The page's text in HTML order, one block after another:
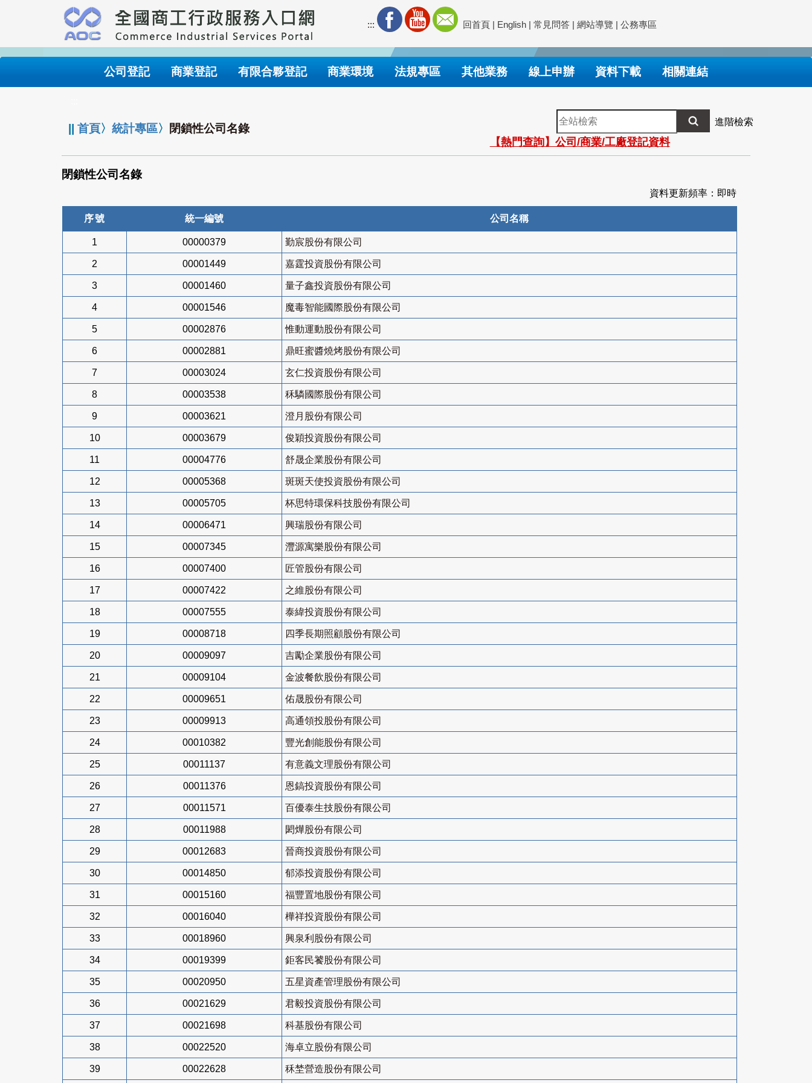
要
內
::: 回首頁 | English | 常見問答 | 網站導覽 | 公務專區
公司登記 商業登記 有限合夥登記 商業環境 法規專區 其他業務 線上申辦 資料下載 相關連結
||首頁〉統計專區〉 閉鎖性公司名錄
全
站
檢
索
進階檢索
【熱門查詢】公司/商業/工廠登記資料
閉鎖性公司名錄
資料更新頻率：即時
序號 統一編號 公司名稱
1 00000379 勤宸股份有限公司
2 00001449 嘉霆投資股份有限公司
3 00001460 量子鑫投資股份有限公司
4 00001546 魔毒智能國際股份有限公司
5 00002876 惟動運動股份有限公司
6 00002881 鼎旺蜜醬燒烤股份有限公司
7 00003024 玄仁投資股份有限公司
8 00003538 秝驎國際股份有限公司
9 00003621 澄月股份有限公司
10 00003679 俊穎投資股份有限公司
11 00004776 舒晟企業股份有限公司
12 00005368 斑斑天使投資股份有限公司
13 00005705 杯思特環保科技股份有限公司
14 00006471 興瑞股份有限公司
15 00007345 灃源寓樂股份有限公司
16 00007400 匠管股份有限公司
17 00007422 之維股份有限公司
18 00007555 泰緯投資股份有限公司
19 00008718 四季長期照顧股份有限公司
20 00009097 吉勵企業股份有限公司
21 00009104 金波餐飲股份有限公司
22 00009651 佑晟股份有限公司
23 00009913 高通領投股份有限公司
24 00010382 豐光創能股份有限公司
25 00011137 有意義文理股份有限公司
26 00011376 恩鎬投資股份有限公司
27 00011571 百優泰生技股份有限公司
28 00011988 閎燁股份有限公司
29 00012683 晉商投資股份有限公司
30 00014850 郁添投資股份有限公司
31 00015160 福豐置地股份有限公司
32 00016040 樺祥投資股份有限公司
33 00018960 興泉利股份有限公司
34 00019399 鉅客民饕股份有限公司
35 00020950 五星資產管理股份有限公司
36 00021629 君毅投資股份有限公司
37 00021698 科基股份有限公司
38 00022520 海卓立股份有限公司
39 00022628 秝埜營造股份有限公司